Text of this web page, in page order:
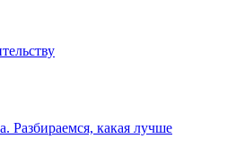
Разбираемся, какая лучше